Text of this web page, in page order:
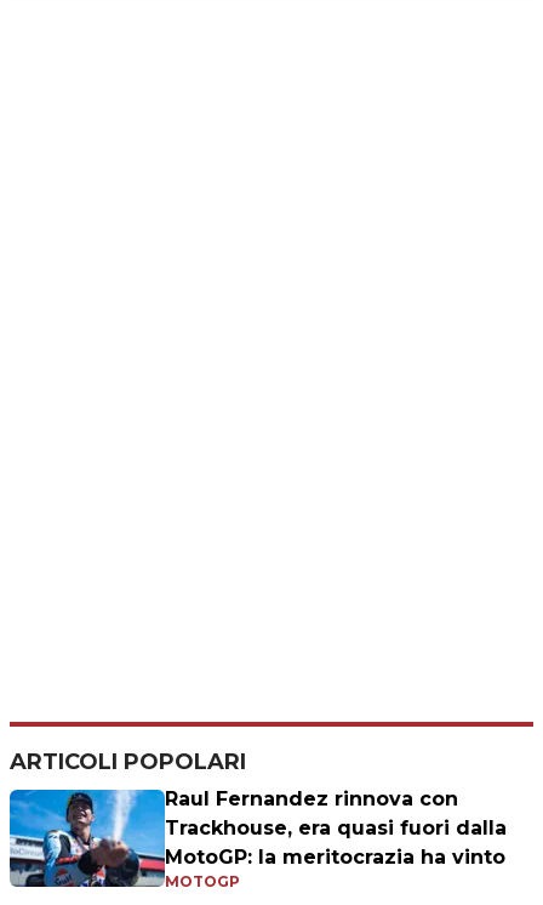
ARTICOLI POPOLARI
Raul Fernandez rinnova con
Trackhouse, era quasi fuori dalla
MotoGP: la meritocrazia ha vinto
MOTOGP